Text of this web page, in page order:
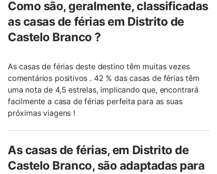
Como são, geralmente, classificadas
as casas de férias em Distrito de
Castelo Branco ?
As casas de férias deste destino têm muitas vezes
comentários positivos . 42 % das casas de férias têm
uma nota de 4,5 estrelas, implicando que, encontrará
facilmente a casa de férias perfeita para as suas
próximas viagens !
As casas de férias, em Distrito de
Castelo Branco, são adaptadas para